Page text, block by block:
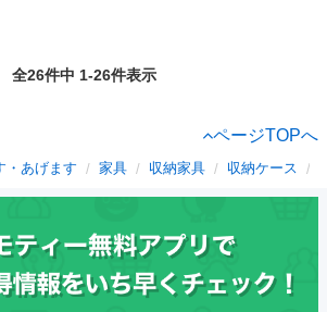
全26件中 1-26件表示
ページTOPへ
・あげます 家具 収納家具 収納ケース